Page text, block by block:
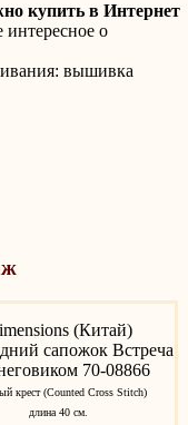
купить в Интернет
о
вышивка
(Китай)
сапожок Встреча
70-08866
крест (Counted Cross Stitch)
длина 40 см.